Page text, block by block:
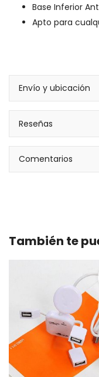
Base Inferior
Apto para
Envío y ubicación
Reseñas
Comentarios
También te